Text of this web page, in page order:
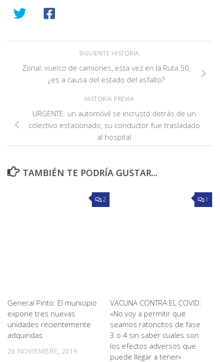
SIGUIENTE HISTORIA
Zonal: vuelco de camiones, esta vez en la Ruta 50,
¿es a causa del estado del asfalto?
HISTORIA PREVIA
URGENTE: un automóvil se incrustó detrás de un
colectivo estacionado, su conductor fue trasladado
al hospital
TAMBIÉN TE PODRÍA GUSTAR...
2
General Pinto: El municipio
expone tres nuevas
unidades recientemente
adquiridas
26 NOVIEMBRE, 2019
1
VACUNA CONTRA EL COVID:
«No voy a permitir que
seamos ratoncitos de fase
3 o 4 sin saber cuales son
los efectos adversos que
puede llegar a tener»